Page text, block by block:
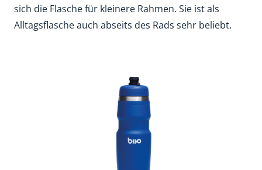
sich die Flasche für kleinere Rahmen. Sie ist als
Alltagsflasche auch abseits des Rads sehr beliebt.